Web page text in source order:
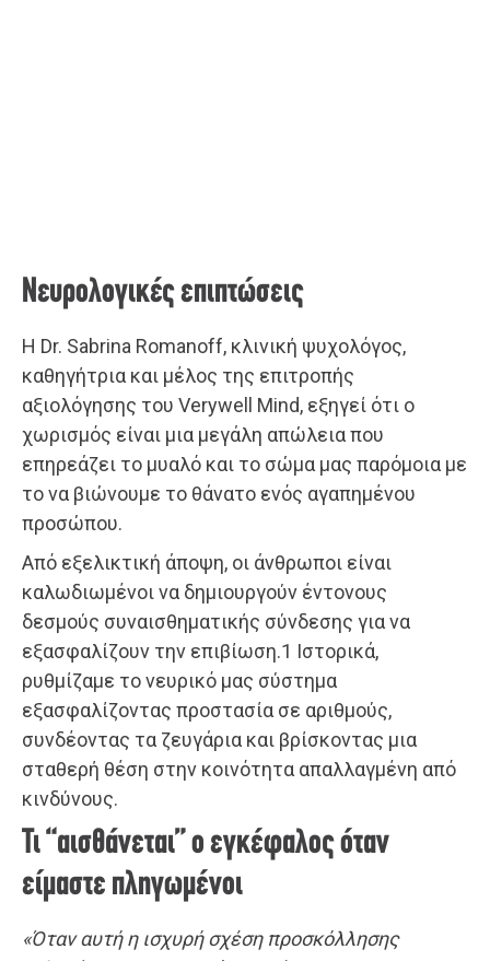
Νευρολογικές επιπτώσεις
Η Dr. Sabrina Romanoff, κλινική ψυχολόγος,
καθηγήτρια και μέλος της επιτροπής
αξιολόγησης του Verywell Mind, εξηγεί ότι ο
χωρισμός είναι μια μεγάλη απώλεια που
επηρεάζει το μυαλό και το σώμα μας παρόμοια με
το να βιώνουμε το θάνατο ενός αγαπημένου
προσώπου.
Από εξελικτική άποψη, οι άνθρωποι είναι
καλωδιωμένοι να δημιουργούν έντονους
δεσμούς συναισθηματικής σύνδεσης για να
εξασφαλίζουν την επιβίωση.1 Ιστορικά,
ρυθμίζαμε το νευρικό μας σύστημα
εξασφαλίζοντας προστασία σε αριθμούς,
συνδέοντας τα ζευγάρια και βρίσκοντας μια
σταθερή θέση στην κοινότητα απαλλαγμένη από
κινδύνους.
Τι “αισθάνεται” ο εγκέφαλος όταν
είμαστε πληγωμένοι
«Όταν αυτή η ισχυρή σχέση προσκόλλησης